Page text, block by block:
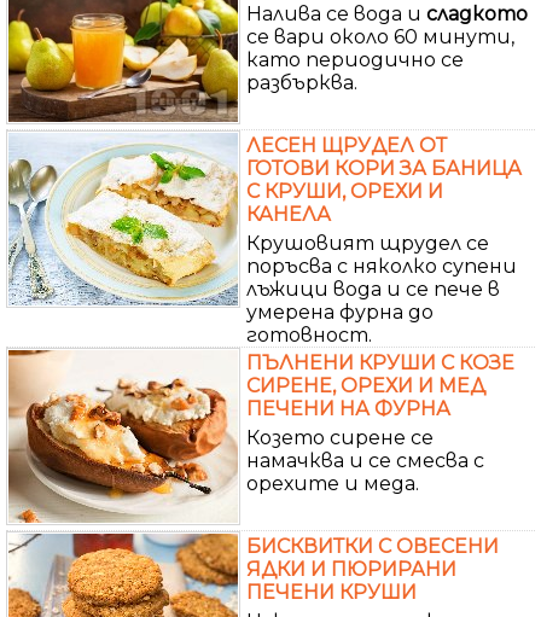
Налива се вода и сладкото
се вари около 60 минути,
като периодично се
разбърква.
ЛЕСЕН ЩРУДЕЛ ОТ
ГОТОВИ КОРИ ЗА БАНИЦА
С КРУШИ, ОРЕХИ И
КАНЕЛА
Крушовият щрудел се
поръсва с няколко супени
лъжици вода и се пече в
умерена фурна до
готовност.
ПЪЛНЕНИ КРУШИ С КОЗЕ
СИРЕНЕ, ОРЕХИ И МЕД
ПЕЧЕНИ НА ФУРНА
Козето сирене се
намачква и се смесва с
орехите и меда.
БИСКВИТКИ С ОВЕСЕНИ
ЯДКИ И ПЮРИРАНИ
ПЕЧЕНИ КРУШИ